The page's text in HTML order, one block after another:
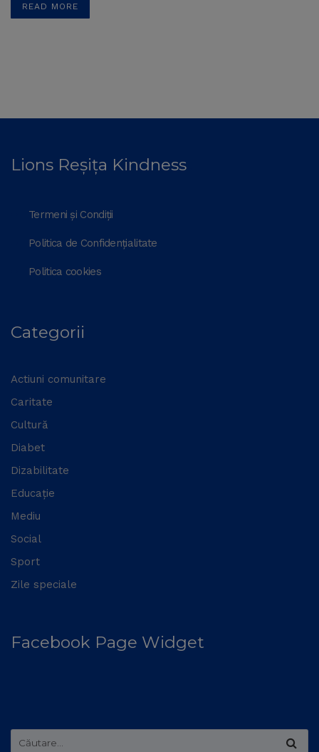
READ MORE
Lions Reșița Kindness
Termeni și Condiții
Politica de Confidențialitate
Politica cookies
Categorii
Actiuni comunitare
Caritate
Cultură
Diabet
Dizabilitate
Educație
Mediu
Social
Sport
Zile speciale
Facebook Page Widget